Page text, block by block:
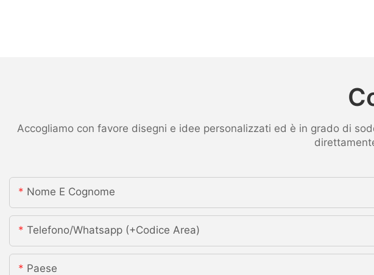
Accogliamo con favore disegni e idee personalizzati ed è in grado di
Nome E Cognome
Telefono/whatsapp (+codice Area)
Paese